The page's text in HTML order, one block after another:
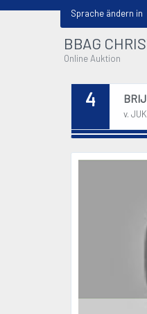
Sprache ändern in
BBAG
Online Auktion
4
v.